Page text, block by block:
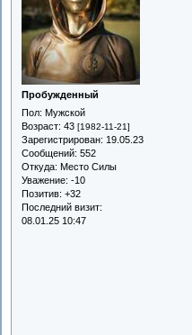
Пробужденный
Пол: Мужской
Возраст: 43 [1982-11-21]
Зарегистрирован: 19.05.23
Сообщений: 552
Откуда: Место Силы
Уважение: -10
Позитив: +32
Последний визит:
08.01.25 10:47